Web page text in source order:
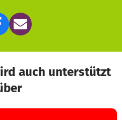
auch unterstützt